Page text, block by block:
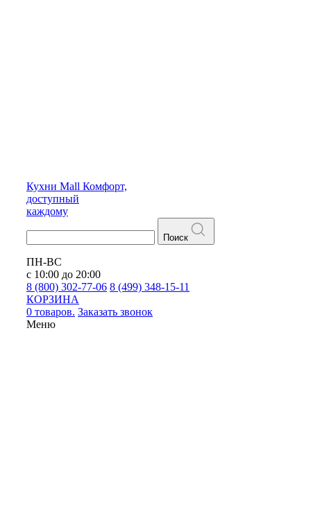
Кухни Mall Комфорт,
доступный
каждому
Поиск
ПН-ВС
с 10:00 до 20:00
8 (800) 302-77-06 8 (499) 348-15-11
КОРЗИНА
0 товаров. Заказать звонок
Меню